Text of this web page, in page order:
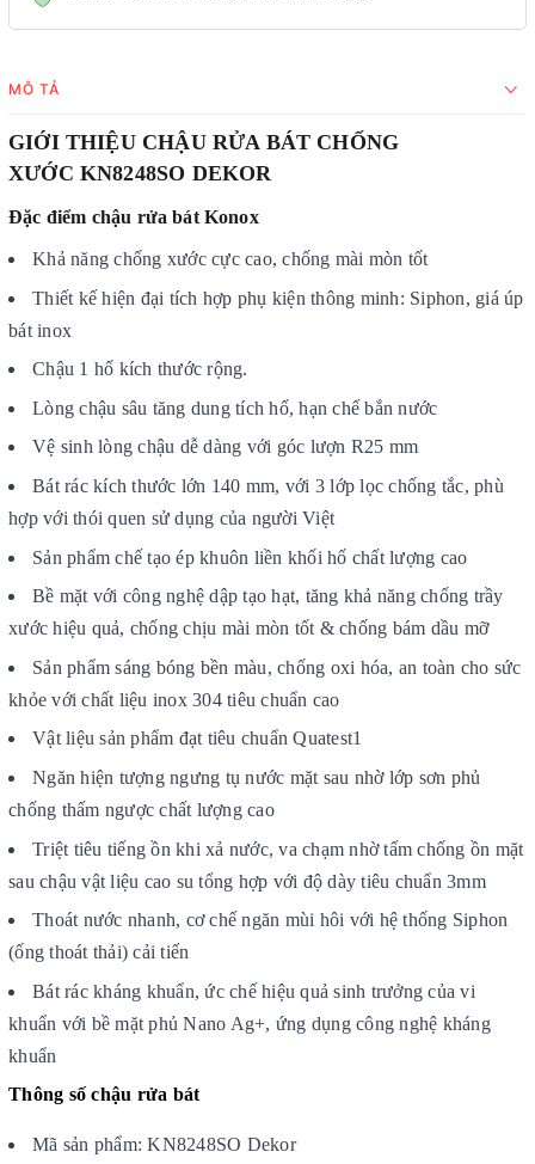
MÔ TẢ
GIỚI THIỆU CHẬU RỬA BÁT CHỐNG
XƯỚC KN8248SO DEKOR
Đặc điểm chậu rửa bát Konox
Khả năng chống xước cực cao, chống mài mòn tốt
Thiết kế hiện đại tích hợp phụ kiện thông minh: Siphon, giá úp
bát inox
Chậu 1 hố kích thước rộng.
Lòng chậu sâu tăng dung tích hố, hạn chế bắn nước
Vệ sinh lòng chậu dễ dàng với góc lượn R25 mm
Bát rác kích thước lớn 140 mm, với 3 lớp lọc chống tắc, phù
hợp với thói quen sử dụng của người Việt
Sản phẩm chế tạo ép khuôn liền khối hố chất lượng cao
Bề mặt với công nghệ dập tạo hạt, tăng khả năng chống trầy
xước hiệu quả, chống chịu mài mòn tốt & chống bám dầu mỡ
Sản phẩm sáng bóng bền màu, chống oxi hóa, an toàn cho sức
khỏe với chất liệu inox 304 tiêu chuẩn cao
Vật liệu sản phẩm đạt tiêu chuẩn Quatest1
Ngăn hiện tượng ngưng tụ nước mặt sau nhờ lớp sơn phủ
chống thấm ngược chất lượng cao
Triệt tiêu tiếng ồn khi xả nước, va chạm nhờ tấm chống ồn mặt
sau chậu vật liệu cao su tổng hợp với độ dày tiêu chuẩn 3mm
Thoát nước nhanh, cơ chế ngăn mùi hôi với hệ thống Siphon
(ống thoát thải) cải tiến
Bát rác kháng khuẩn, ức chế hiệu quả sinh trưởng của vi
khuẩn với bề mặt phủ Nano Ag+, ứng dụng công nghệ kháng
khuẩn
Thông số chậu rửa bát
Mã sản phẩm: KN8248SO Dekor